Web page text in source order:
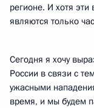
регионе. И хотя
являются только
Сегодня я хочу
России в связи с
ужасными
время, и мы будем